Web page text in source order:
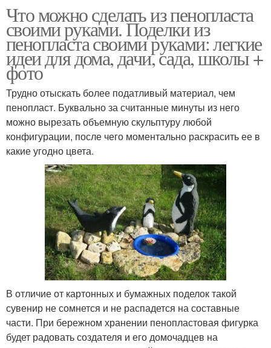
Что можно сделать из пенопласта
своими руками. Поделки из
пенопласта своими руками: легкие
идеи для дома, дачи, сада, школы +
фото
Трудно отыскать более податливый материал, чем
пенопласт. Буквально за считанные минуты из него
можно вырезать объемную скульптуру любой
конфигурации, после чего моментально раскрасить ее в
какие угодно цвета.
В отличие от картонных и бумажных поделок такой
сувенир не сомнется и не распадется на составные
части. При бережном хранении пенопластовая фигурка
будет радовать создателя и его домочадцев на